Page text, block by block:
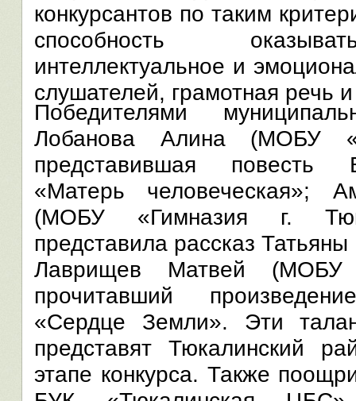
конкурсантов по таким
способность
интеллектуальное и
слушателей, грамотная речь
Победителями
Лобанова Алина (МОБУ
представившая повесть
«Матерь человеческая»;
(МОБУ «Гимназия г.
представила рассказ
Лаврищев Матвей (МОБУ
прочитавший
«Сердце Земли». Эти
представят Тюкалинский
этапе конкурса. Также